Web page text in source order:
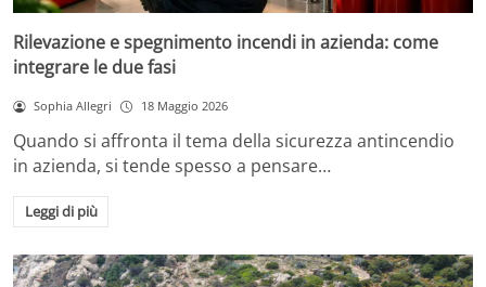
Rilevazione e spegnimento incendi in azienda: come
integrare le due fasi
Sophia Allegri 18 Maggio 2026
Quando si affronta il tema della sicurezza antincendio
in azienda, si tende spesso a pensare…
Leggi di più